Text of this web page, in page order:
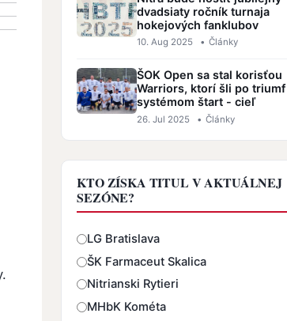
dvadsiaty ročník turnaja
hokejových fanklubov
10. Aug 2025 • Články
ŠOK Open sa stal korisťou
Warriors, ktorí šli po triumf
systémom štart - cieľ
26. Jul 2025 • Články
KTO ZÍSKA TITUL V AKTUÁLNEJ
SEZÓNE?
Odpovede
LG Bratislava
ŠK Farmaceut Skalica
Nitrianski Rytieri
MHbK Kométa